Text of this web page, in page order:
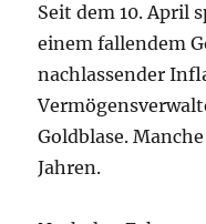
Seit dem 10. April
einem fallendem
nachlassender
Goldblase.
Jahren.